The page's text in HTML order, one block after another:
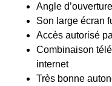
Angle
Son large écran
Accès autorisé
Combinaison
internet
Très bonne